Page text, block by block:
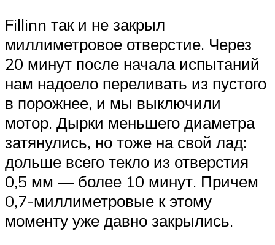
Fillinn так и не закрыл
миллиметровое отверстие. Через
20 минут после начала испытаний
нам надоело переливать из пустого
в порожнее, и мы выключили
мотор. Дырки меньшего диаметра
затянулись, но тоже на свой лад:
дольше всего текло из отверстия
0,5 мм — более 10 минут. Причем
0,7-миллиметровые к этому
моменту уже давно закрылись.